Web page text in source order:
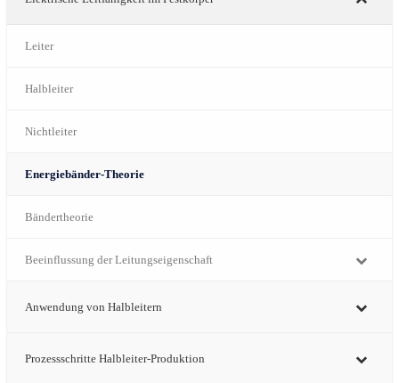
Leiter
Halbleiter
Nichtleiter
Energiebänder-Theorie
Bändertheorie
Beeinflussung der Leitungseigenschaft
Anwendung von Halbleitern
Prozessschritte Halbleiter-Produktion